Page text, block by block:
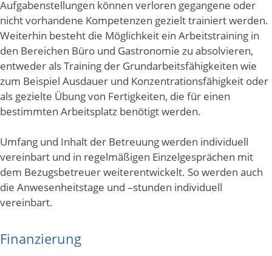
Aufgabenstellungen können verloren gegangene oder
nicht vorhandene Kompetenzen gezielt trainiert werden.
Weiterhin besteht die Möglichkeit ein Arbeitstraining in
den Bereichen Büro und Gastronomie zu absolvieren,
entweder als Training der Grundarbeitsfähigkeiten wie
zum Beispiel Ausdauer und Konzentrationsfähigkeit oder
als gezielte Übung von Fertigkeiten, die für einen
bestimmten Arbeitsplatz benötigt werden.
Umfang und Inhalt der Betreuung werden individuell
vereinbart und in regelmäßigen Einzelgesprächen mit
dem Bezugsbetreuer weiterentwickelt. So werden auch
die Anwesenheitstage und –stunden individuell
vereinbart.
Finanzierung